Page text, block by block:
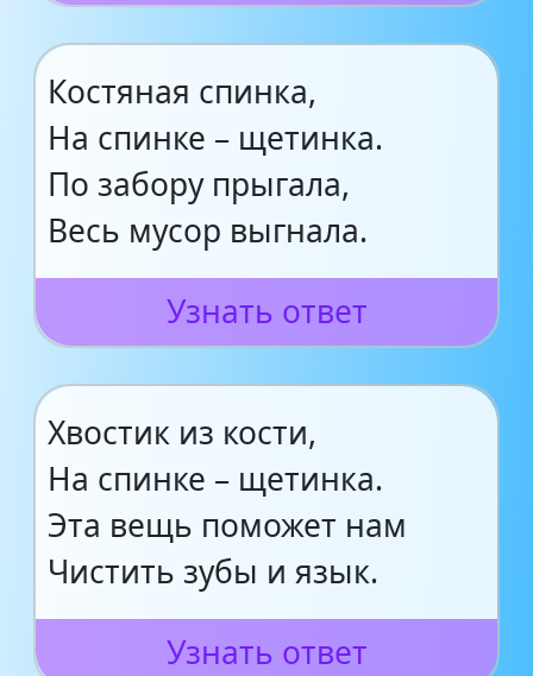
Костяная спинка,
На спинке – щетинка.
По забору прыгала,
Весь мусор выгнала.
Узнать ответ
Хвостик из кости,
На спинке – щетинка.
Эта вещь поможет нам
Чистить зубы и язык.
Узнать ответ